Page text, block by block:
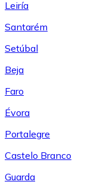
Leiría
Santarém
Setúbal
Beja
Faro
Évora
Portalegre
Castelo Branco
Guarda